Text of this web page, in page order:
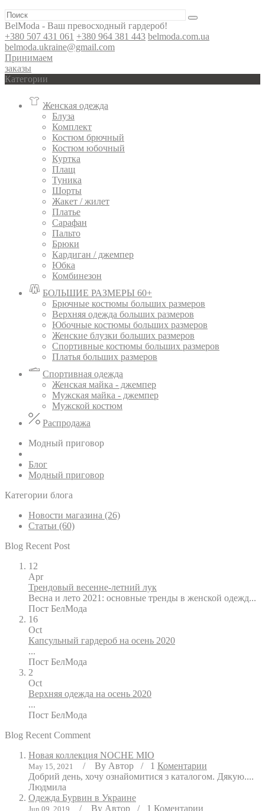
BelModa - Ваш превосходный гардероб!
+380 507 431 061 +380 964 381 443 belmoda.com.ua
belmoda.ukraine@gmail.com
Принимаем
заказы
Категории
Женская одежда
Блуза
Комплект
Костюм брючный
Костюм юбочный
Куртка
Плащ
Туника
Шорты
Жакет / жилет
Платье
Сарафан
Пальто
Брюки
Кардиган / джемпер
Юбка
Комбинезон
БОЛЬШИЕ РАЗМЕРЫ 60+
Брючные костюмы больших размеров
Верхняя одежда больших размеров
Юбочные костюмы больших размеров
Женские блузки больших размеров
Спортивные костюмы больших размеров
Платья больших размеров
Спортивная одежда
Женская майка - джемпер
Мужская майка - джемпер
Мужской костюм
Распродажа
Модный приговор
Блог
Модный приговор
Категории блога
Новости магазина (26)
Статьи (60)
Blog Recent Post
12
Apr
Трендовый весенне-летний лук
Весна и лето 2021: основные тренды в женской одежд...
Пост БелМода
16
Oct
Капсульный гардероб на осень 2020
...
Пост БелМода
2
Oct
Верхняя одежда на осень 2020
...
Пост БелМода
Blog Recent Comment
Новая коллекция NOCHE MIO
May 15, 2021 / By Автор / 1 Коментарии
Добрий день, хочу ознайомитися з каталогом. Дякую....
Людмила
Одежда Бурвин в Украине
Jun 09, 2019 / By Автор / 1 Коментарии